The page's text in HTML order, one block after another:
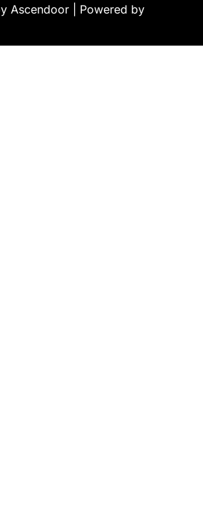
Ascendoor | Powered by